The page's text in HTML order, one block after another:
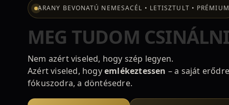
ARANY BEVONATÚ NEMESACÉL • LETISZTULT • PRÉMIUM
MEG TUDOM
Nem azért viseled, hogy szép legyen.
Azért viseled, hogyemlékeztessen – a saját
fókuszodra, a döntésedre.